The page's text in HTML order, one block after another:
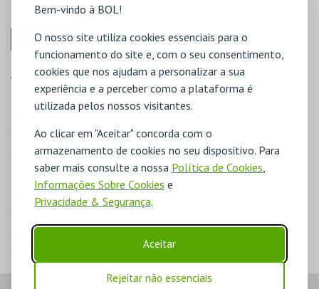
Bem-vindo à BOL!
O nosso site utiliza cookies essenciais para o
funcionamento do site e, com o seu consentimento,
cookies que nos ajudam a personalizar a sua
experiência e a perceber como a plataforma é
utilizada pelos nossos visitantes.
Ao clicar em "Aceitar" concorda com o
armazenamento de cookies no seu dispositivo. Para
saber mais consulte a nossa Política de Cookies
Informações Sobre Cookies e
Privacidade & Segurança.
Aceitar
Rejeitar não essenciais
30,00€
COM STOCK
COMPRAR
ANO EDIÇÃO/ REIMPRESSÃO
2009
PÁGINAS
632
IDIOMA
Português
EDITOR
Câmara Municipal de Ovar
978-972-8174-37-8